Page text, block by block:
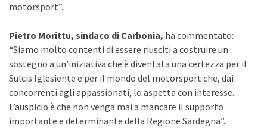
motorsport”.
Pietro Morittu, sindaco di Carbonia, ha commentato:
“Siamo molto contenti di essere riusciti a costruire un
sostegno a un’iniziativa che è diventata una certezza per il
Sulcis Iglesiente e per il mondo del motorsport che, dai
concorrenti agli appassionati, lo aspetta con interesse.
L’auspicio è che non venga mai a mancare il supporto
importante e determinante della Regione Sardegna”.